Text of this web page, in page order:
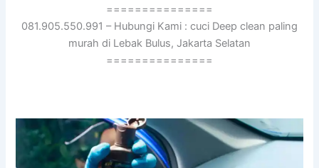
===============
081.905.550.991 – Hubungi Kami : cuci Deep clean paling
murah di Lebak Bulus, Jakarta Selatan
===============